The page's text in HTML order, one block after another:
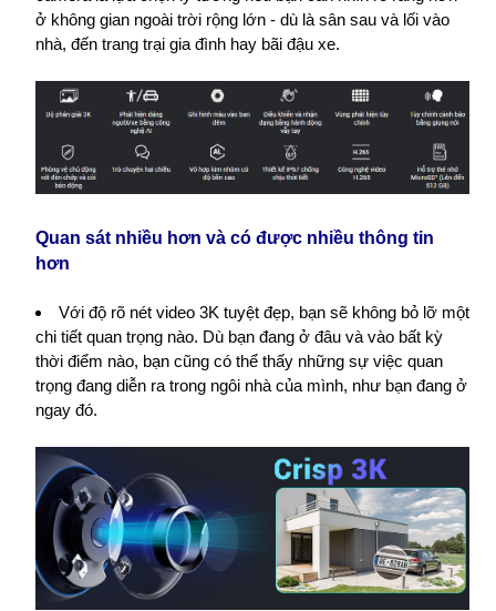
ở không gian ngoài trời rộng lớn - dù là sân sau và lối vào
nhà, đến trang trại gia đình hay bãi đậu xe.
Quan sát nhiều hơn và có được nhiều thông tin
hơn
Với độ rõ nét video 3K tuyệt đẹp, bạn sẽ không bỏ lỡ một
chi tiết quan trọng nào. Dù bạn đang ở đâu và vào bất kỳ
thời điểm nào, bạn cũng có thể thấy những sự việc quan
trọng đang diễn ra trong ngôi nhà của mình, như bạn đang ở
ngay đó.